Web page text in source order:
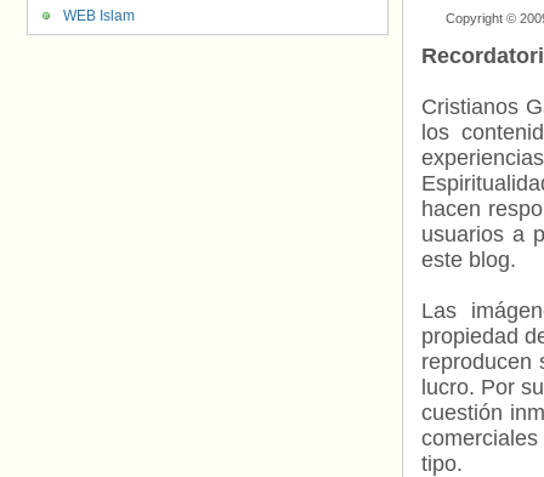
Copyright ©
Cristianos
los
hacen
usuarios a
este blog.
Las
propiedad
reproducen
lucro. Por
cuestión
tipo.
WEB Islam